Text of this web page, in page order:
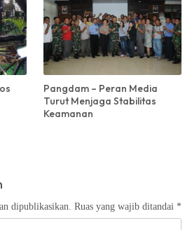
Pangdam – Peran Media
Turut Menjaga Stabilitas
Keamanan
dipublikasikan. Ruas yang wajib ditandai *